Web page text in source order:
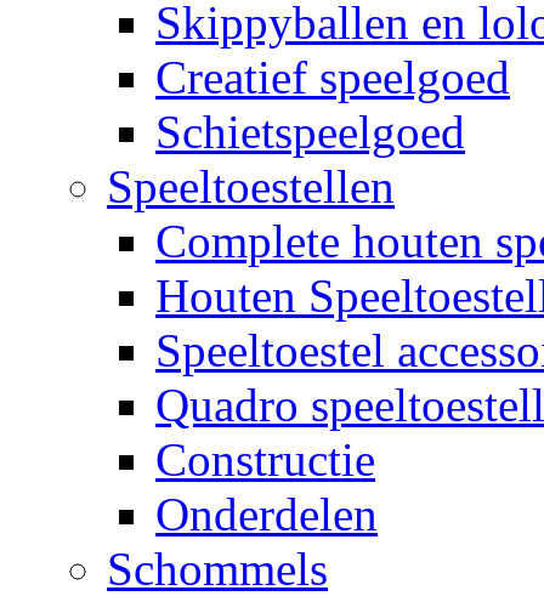
Skippyballen en
Creatief speelgoed
Schietspeelgoed
Speeltoestellen
Complete houten
Houten
Speeltoestel
Quadro
Constructie
Onderdelen
Schommels